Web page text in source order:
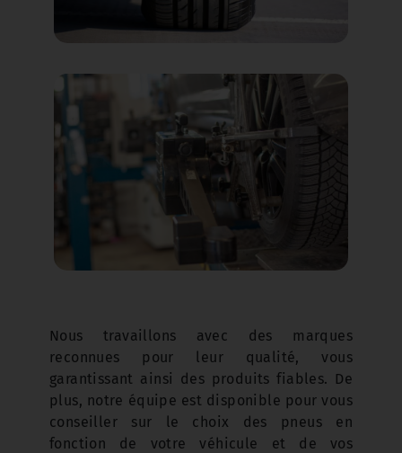
Nous travaillons avec des marques
reconnues pour leur qualité, vous
garantissant ainsi des produits fiables. De
plus, notre équipe est disponible pour vous
conseiller sur le choix des pneus en
fonction de votre véhicule et de vos